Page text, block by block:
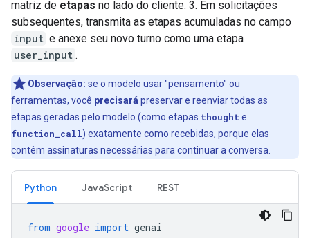
matriz de etapas no lado do cliente. 3. Em solicitações
subsequentes, transmita as etapas acumuladas no campo
input e anexe seu novo turno como uma etapa
user_input .
Observação: se o modelo usar "pensamento" ou
ferramentas, você precisará preservar e reenviar todas as
etapas geradas pelo modelo (como etapas thought e
function_call) exatamente como recebidas, porque elas
contêm assinaturas necessárias para continuar a conversa.
Python JavaScript REST
from google import genai